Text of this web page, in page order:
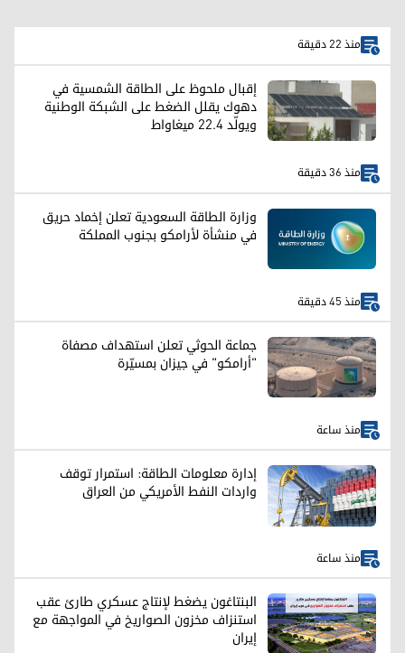
منذ 22 دقيقة
إقبال ملحوظ على الطاقة الشمسية في
دهوك يقلل الضغط على الشبكة الوطنية
ويولّد 22.4 ميغاواط
منذ 36 دقيقة
وزارة الطاقة السعودية تعلن إخماد حريق
في منشأة لأرامكو بجنوب المملكة
منذ 45 دقيقة
جماعة الحوثي تعلن استهداف مصفاة
"أرامكو" في جيزان بمسيّرة
منذ ساعة
إدارة معلومات الطاقة: استمرار توقف
واردات النفط الأمريكي من العراق
منذ ساعة
البنتاغون يضغط لإنتاج عسكري طارئ عقب
استنزاف مخزون الصواريخ في المواجهة مع
إيران